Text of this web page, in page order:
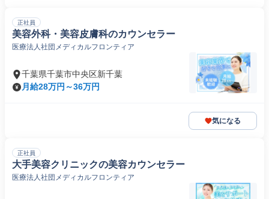
正社員
美容外科・美容皮膚科のカウンセラー
医療法人社団メディカルフロンティア
千葉県千葉市中央区新千葉
月給28万円～36万円
気になる
正社員
大手美容クリニックの美容カウンセラー
医療法人社団メディカルフロンティア